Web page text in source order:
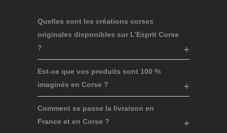
Quelles sont les créations corses
originales disponibles sur L’Esprit Corse
?
Est-ce que vos produits sont 100 %
imaginés en Corse ?
Comment se passe la livraison en
France et en Corse ?